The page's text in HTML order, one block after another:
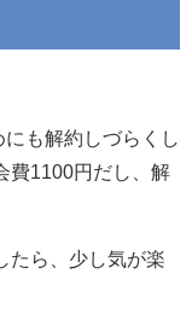
も解約しづらくし
費1100円だし、解
たら、少し気が楽